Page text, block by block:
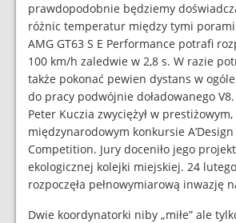
prawdopodobnie będziemy
różnic temperatur między tymi
AMG GT63 S E Performance potrafi
100 km/h zaledwie w 2,8 s. W razie
także pokonać pewien dystans w
do pracy podwójnie doładowanego
Peter Kuczia zwyciężył w prestiżowym,
międzynarodowym konkursie
Competition. Jury doceniło jego
ekologicznej kolejki miejskiej. 24
rozpoczęła pełnowymiarową inwazję
Dwie koordynatorki niby „miłe” ale